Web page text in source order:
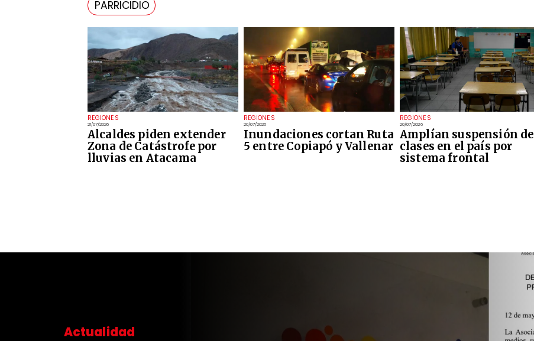
REGIONES
21/07/2026
Alcaldes piden extender
Zona de Catástrofe por
lluvias en Atacama
REGIONES
20/07/2026
Inundaciones cortan Ruta
5 entre Copiapó y Vallenar
REGIONES
20/07/2026
Amplían suspensión de
clases en el país por
sistema frontal
PARRICIDIO
Actualidad